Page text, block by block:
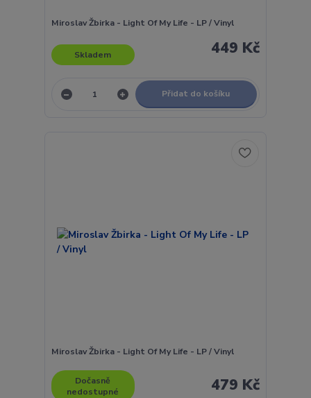
Miroslav Žbirka - Light Of My Life - LP / Vinyl
449 Kč
Skladem
Přidat do košíku
Miroslav Žbirka - Light Of My Life - LP / Vinyl
479 Kč
Dočasně
nedostupné